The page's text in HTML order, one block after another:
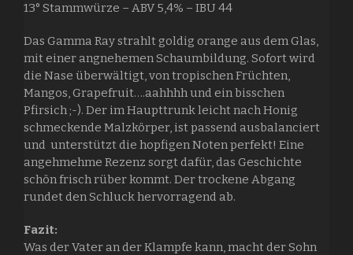
13° Stammwürze – ABV 5,4% – IBU 44
Das Gamma Ray strahlt goldig orange aus dem Glas,
mit einer angnehemen Schaumbildung. Sofort wird
die Nase überwältigt, von tropischen Früchten,
Mangos, Grapefruit….aahhhh und ein bisschen
Pfirsich ;-). Der im Haupttrunk leicht nach Honig
schmeckende Malzkörper, ist passend ausbalanciert
und unterstützt die hopfigen Noten perfekt! Eine
angehmehme Rezenz sorgt dafür, das Geschichte
schön frisch rüber kommt. Der trockene Abgang
rundet den Schluck hervorragend ab.
Fazit:
Was der Vater an der Klampfe kann, macht der Sohn